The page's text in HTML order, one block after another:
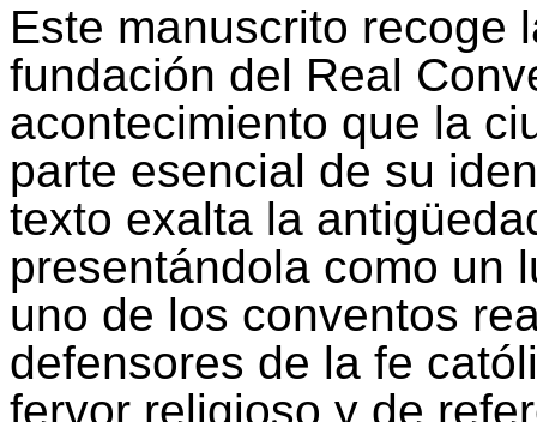
Este manuscrito recoge
fundación del Real
acontecimiento que la
parte esencial de su
texto exalta la
presentándola como un
uno de los conventos
defensores de la fe
fervor religioso y de